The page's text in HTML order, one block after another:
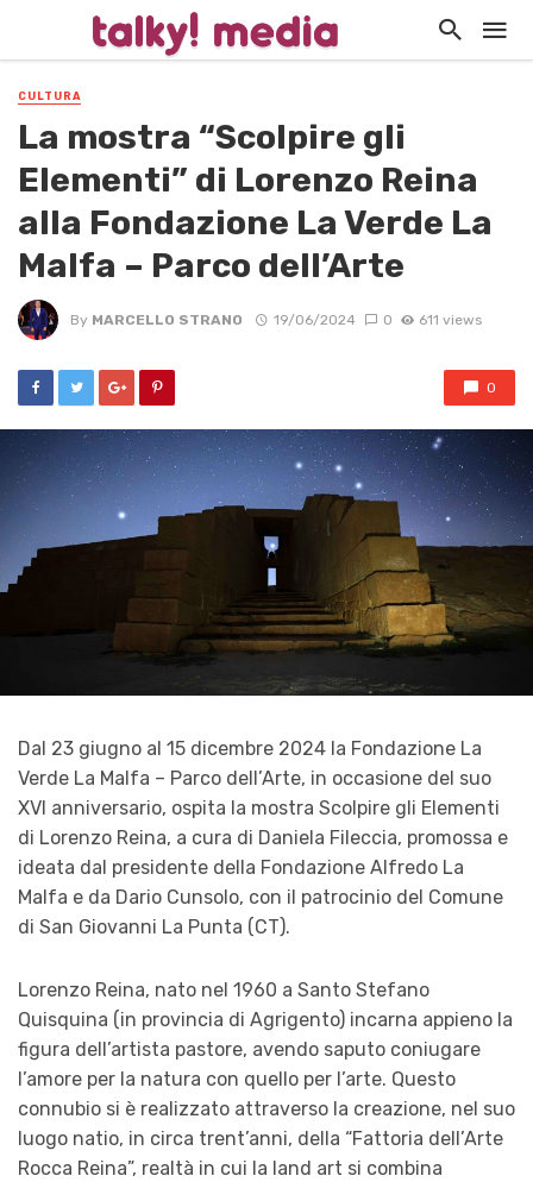
CULTURA
La mostra “Scolpire gli
Elementi” di Lorenzo Reina
alla Fondazione La Verde La
Malfa – Parco dell’Arte
By MARCELLO STRANO 19/06/2024 0 611 views
0
Dal 23 giugno al 15 dicembre 2024 la Fondazione La
Verde La Malfa – Parco dell’Arte, in occasione del suo
XVI anniversario, ospita la mostra Scolpire gli Elementi
di Lorenzo Reina, a cura di Daniela Fileccia, promossa e
ideata dal presidente della Fondazione Alfredo La
Malfa e da Dario Cunsolo, con il patrocinio del Comune
di San Giovanni La Punta (CT).
Lorenzo Reina, nato nel 1960 a Santo Stefano
Quisquina (in provincia di Agrigento) incarna appieno la
figura dell’artista pastore, avendo saputo coniugare
l’amore per la natura con quello per l’arte. Questo
connubio si è realizzato attraverso la creazione, nel suo
luogo natio, in circa trent’anni, della “Fattoria dell’Arte
Rocca Reina”, realtà in cui la land art si combina